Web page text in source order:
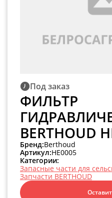
Под заказ
ФИЛЬТР
BERTHOUD
Бренд:Berthoud
Артикул:HE0005
Категории:
Запасные части для
Запчасти BERTHOUD